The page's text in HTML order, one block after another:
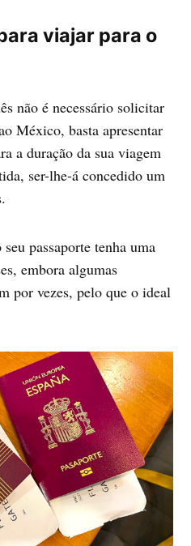
viajar para o
não é necessário solicitar
México, basta apresentar
a duração da sua viagem
ser-lhe-á concedido um
passaporte tenha uma
embora algumas
por vezes, pelo que o ideal